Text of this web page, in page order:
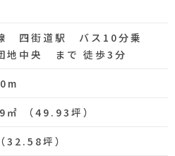
四街道駅 バス10分乗
地中央 まで 徒歩3分
（49.93坪）
坪）